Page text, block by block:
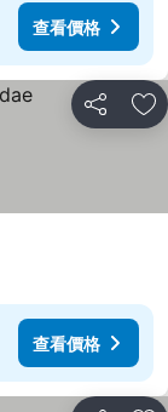
查看價格
分享 放
查看價格